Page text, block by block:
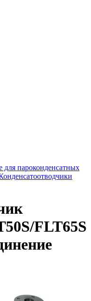
для пароконденсатных
FLT65S